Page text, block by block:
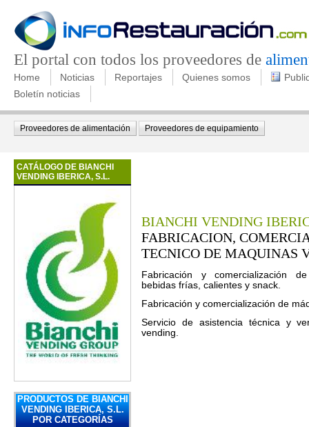
El portal con todos los proveedores de
Home Noticias Reportajes Quienes somos
Boletín noticias
Proveedores de alimentación Proveedores de equipamiento
CATÁLOGO DE BIANCHI
VENDING IBERICA, S.L.
PRODUCTOS DE BIANCHI
VENDING IBERICA, S.L.
POR CATEGORÍAS
BIANCHI VENDING
FABRICACION,
TECNICO DE MAQUINAS
Fabricación y comercialización
bebidas frías, calientes y snack.
Fabricación y comercialización de
Servicio de asistencia técnica y
vending.